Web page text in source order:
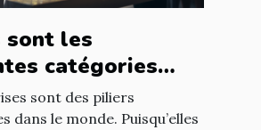
sont les
catégories
?
sont des piliers
dans le monde. Puisqu’elles